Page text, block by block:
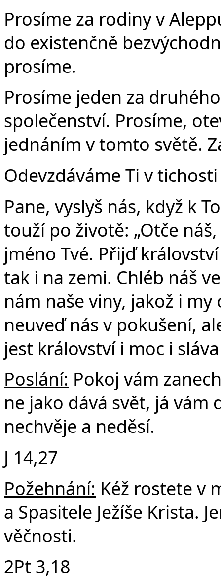
Prosíme za rodiny v
do existenčně
prosíme.
Prosíme jeden za
společenství. Prosíme,
jednáním v tomto světě.
Odevzdáváme Ti v
Pane, vyslyš nás, když k
touží po životě: „Otče
jméno Tvé. Přijď
tak i na zemi. Chléb náš
nám naše viny, jakož i
neuveď nás v pokušení,
jest království i moc i
Poslání: Pokoj vám
ne jako dává svět, já vám
nechvěje a neděsí.
J 14,27
Požehnání: Kéž rostete v
a Spasitele Ježíše Krista.
věčnosti.
2Pt 3,18